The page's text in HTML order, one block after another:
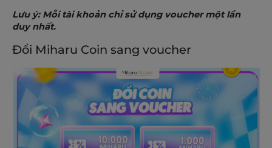
Lưu ý: Mỗi tài khoản chỉ sử dụng voucher một lần
duy nhất.
Đổi Miharu Coin sang voucher